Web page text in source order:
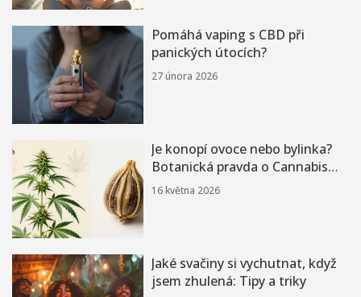
Pomáhá vaping s CBD při
panických útocích?
27 února 2026
Je konopí ovoce nebo bylinka?
Botanická pravda o Cannabis
sativa
16 května 2026
Jaké svačiny si vychutnat, když
jsem zhulená: Tipy a triky